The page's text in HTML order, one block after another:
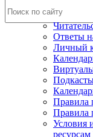
Ответы
Личный
Правила
Правила
Условия